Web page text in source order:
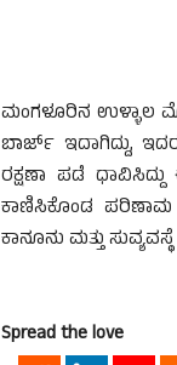
ಮಂಗಳೂರಿನ ಉಳ್ಳಾಲ
ಬಾರ್ಜ್ ಇದಾಗಿದ್ದು,
ರಕ್ಷಣಾ ಪಡೆ
ಕಾಣಿಸಿಕೊಂಡ ಪರಿಣಾಮ
ಕಾನೂನು ಮತ್ತು
Spread the love